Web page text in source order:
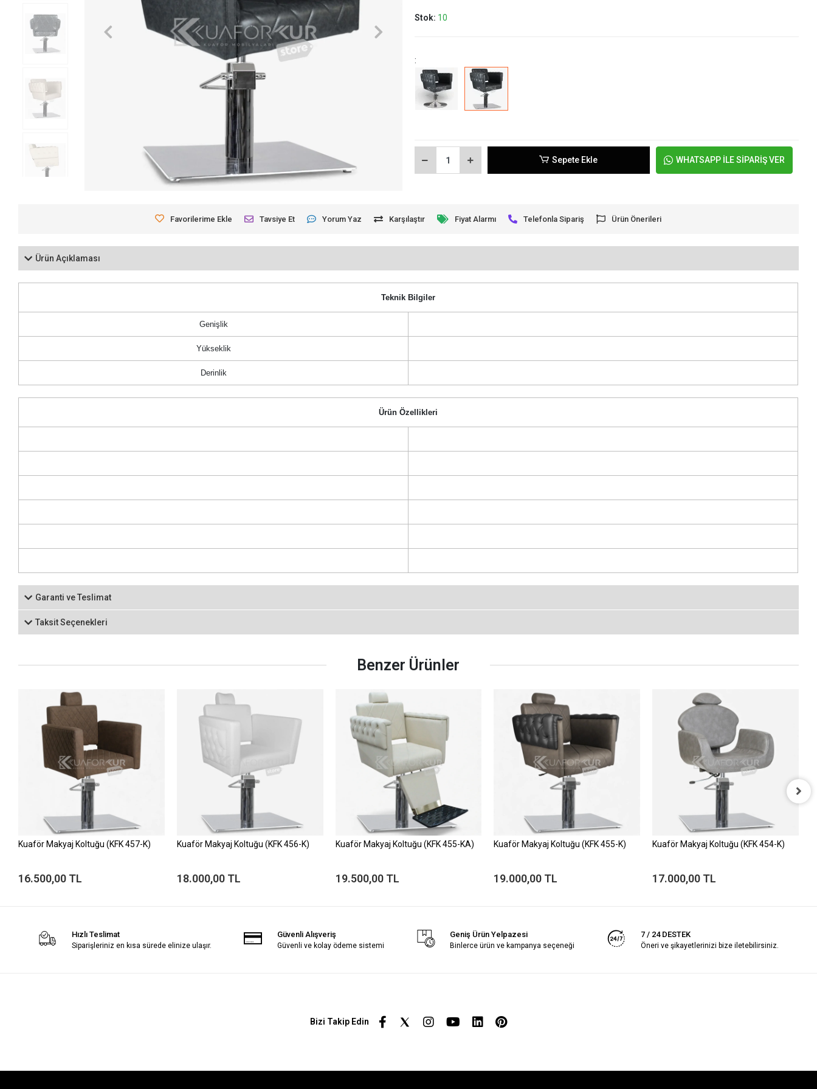
Stok: 10
:
Sepete Ekle WHATSAPP İLE SİPARİŞ VER
Favorilerime Ekle Tavsiye Et Yorum Yaz Karşılaştır Fiyat Alarmı Telefonla Sipariş Ürün Önerileri
Ürün Açıklaması
Teknik Bilgiler
Genişlik
Yükseklik
Derinlik
Ürün Özellikleri
Garanti ve Teslimat
Taksit Seçenekleri
Benzer Ürünler
Kuaför Makyaj Koltuğu (KFK 457-K)
16.500,00 TL
Kuaför Makyaj Koltuğu (KFK 456-K)
18.000,00 TL
Kuaför Makyaj Koltuğu (KFK 455-KA)
19.500,00 TL
Kuaför Makyaj Koltuğu (KFK 455-K)
19.000,00 TL
Kuaför Makyaj Koltuğu (KFK 454-K)
17.000,00 TL
Hızlı Teslimat
Siparişleriniz en kısa sürede elinize ulaşır.
Güvenli Alışveriş
Güvenli ve kolay ödeme sistemi
Geniş Ürün Yelpazesi
Binlerce ürün ve kampanya seçeneği
7 / 24 DESTEK
Öneri ve şikayetlerinizi bize iletebilirsiniz.
Bizi Takip Edin